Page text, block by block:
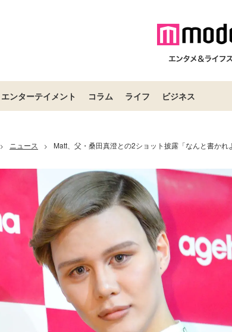
エンターテイメント コラム ライフ ビジネス
> ニュース > Matt、父・桑田真澄との2ショット披露「なんと書かれ